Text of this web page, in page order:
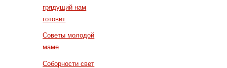
грядущий нам
готовит
Советы молодой
маме
Соборности свет